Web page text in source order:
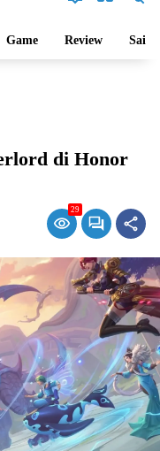
Game Review Sains
di Honor
29